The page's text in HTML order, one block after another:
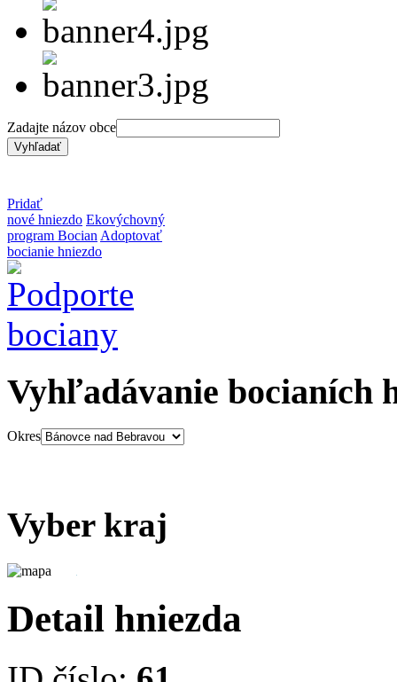
Zadajte názov obce
Pridať
nové hniezdo Ekovýchovný
program Bocian Adoptovať
bocianie hniezdo
Vyhľadávanie bocianích
Okres
Vyber kraj
Detail hniezda